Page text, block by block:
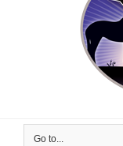
Go to...